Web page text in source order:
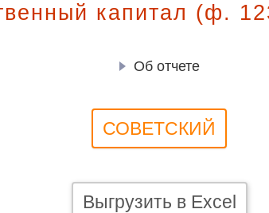
капитал (ф.
Об отчете
СОВЕТСКИЙ
Выгрузить в Excel